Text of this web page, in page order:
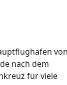
nach dem
für viele